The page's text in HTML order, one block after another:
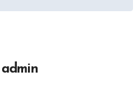
admin